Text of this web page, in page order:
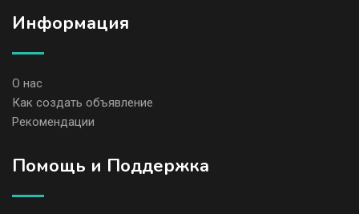
Информация
О нас
Как создать объявление
Рекомендации
Помощь и Поддержка